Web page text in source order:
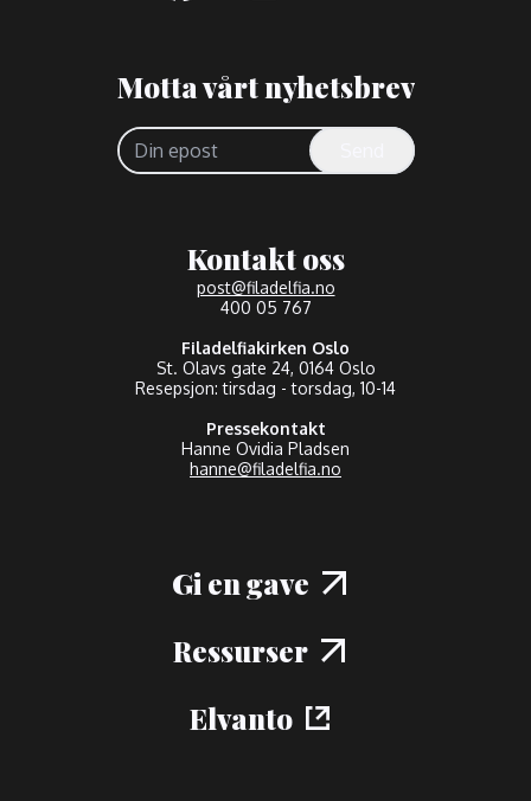
Motta vårt nyhetsbrev
Kontakt oss
post@filadelfia.no
400 05 767
Filadelfiakirken Oslo
St. Olavs gate 24, 0164 Oslo
Resepsjon: tirsdag - torsdag, 10-14
Pressekontakt
Hanne Ovidia Pladsen
hanne@filadelfia.no
Gi en gave
Ressurser
Elvanto